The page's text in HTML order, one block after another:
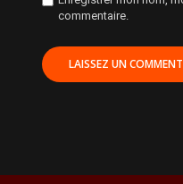
commentaire.